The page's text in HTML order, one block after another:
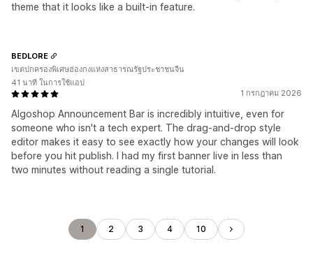
theme that it looks like a built-in feature.
1 กรกฎาคม 2026
Algoshop Announcement Bar is incredibly intuitive, even for
someone who isn't a tech expert. The drag-and-drop style
editor makes it easy to see exactly how your changes will look
before you hit publish. I had my first banner live in less than
two minutes without reading a single tutorial.
BEDLORE
เขตปกครองพิเศษฮ่องกงแห่งสาธารณรัฐประชาชนจีน
41 นาที ในการใช้แอป
1 2 3 4 10